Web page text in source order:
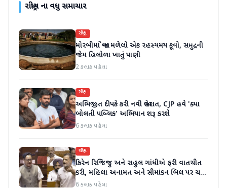
રાષ્ટ્રીયના વધુ સમાચાર
રાષ્ટ્રીય
મોરબીમાં જોવા મળેલો એક રહસ્યમય કૂવો, સમુદ્રની
જેમ હિલોળા ખાતું પાણી
2 કલાક પહેલા
રાષ્ટ્રીય
અભિજીત દીપકે કરી નવી જાહેરાત, CJP હવે 'ક્યા
બોલતી પબ્લિક' અભિયાન શરૂ કરશે
6 કલાક પહેલા
રાષ્ટ્રીય
કિરેન રિજિજુ અને રાહુલ ગાંધીએ ફરી વાતચીત
કરી, મહિલા અનામત અને સીમાંકન બિલ પર ચર્ચા
કરી
6 કલાક પહેલા